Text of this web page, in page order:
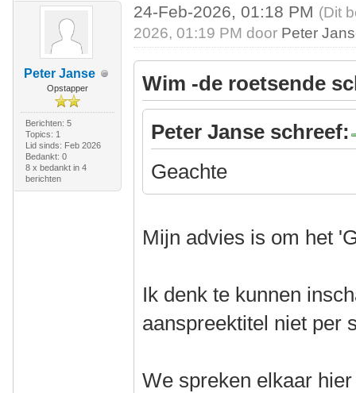
Peter Janse
Opstapper
Berichten: 5
Topics: 1
Lid sinds: Feb 2026
Bedankt: 0
8 x bedankt in 4
berichten
24-Feb-2026, 01:18 PM (Dit
2026, 01:19 PM door Peter
Wim -de roetsende
Peter Janse schreef:
Geachte
Mijn advies is om het
Ik denk te kunnen
aanspreektitel niet per
We spreken elkaar